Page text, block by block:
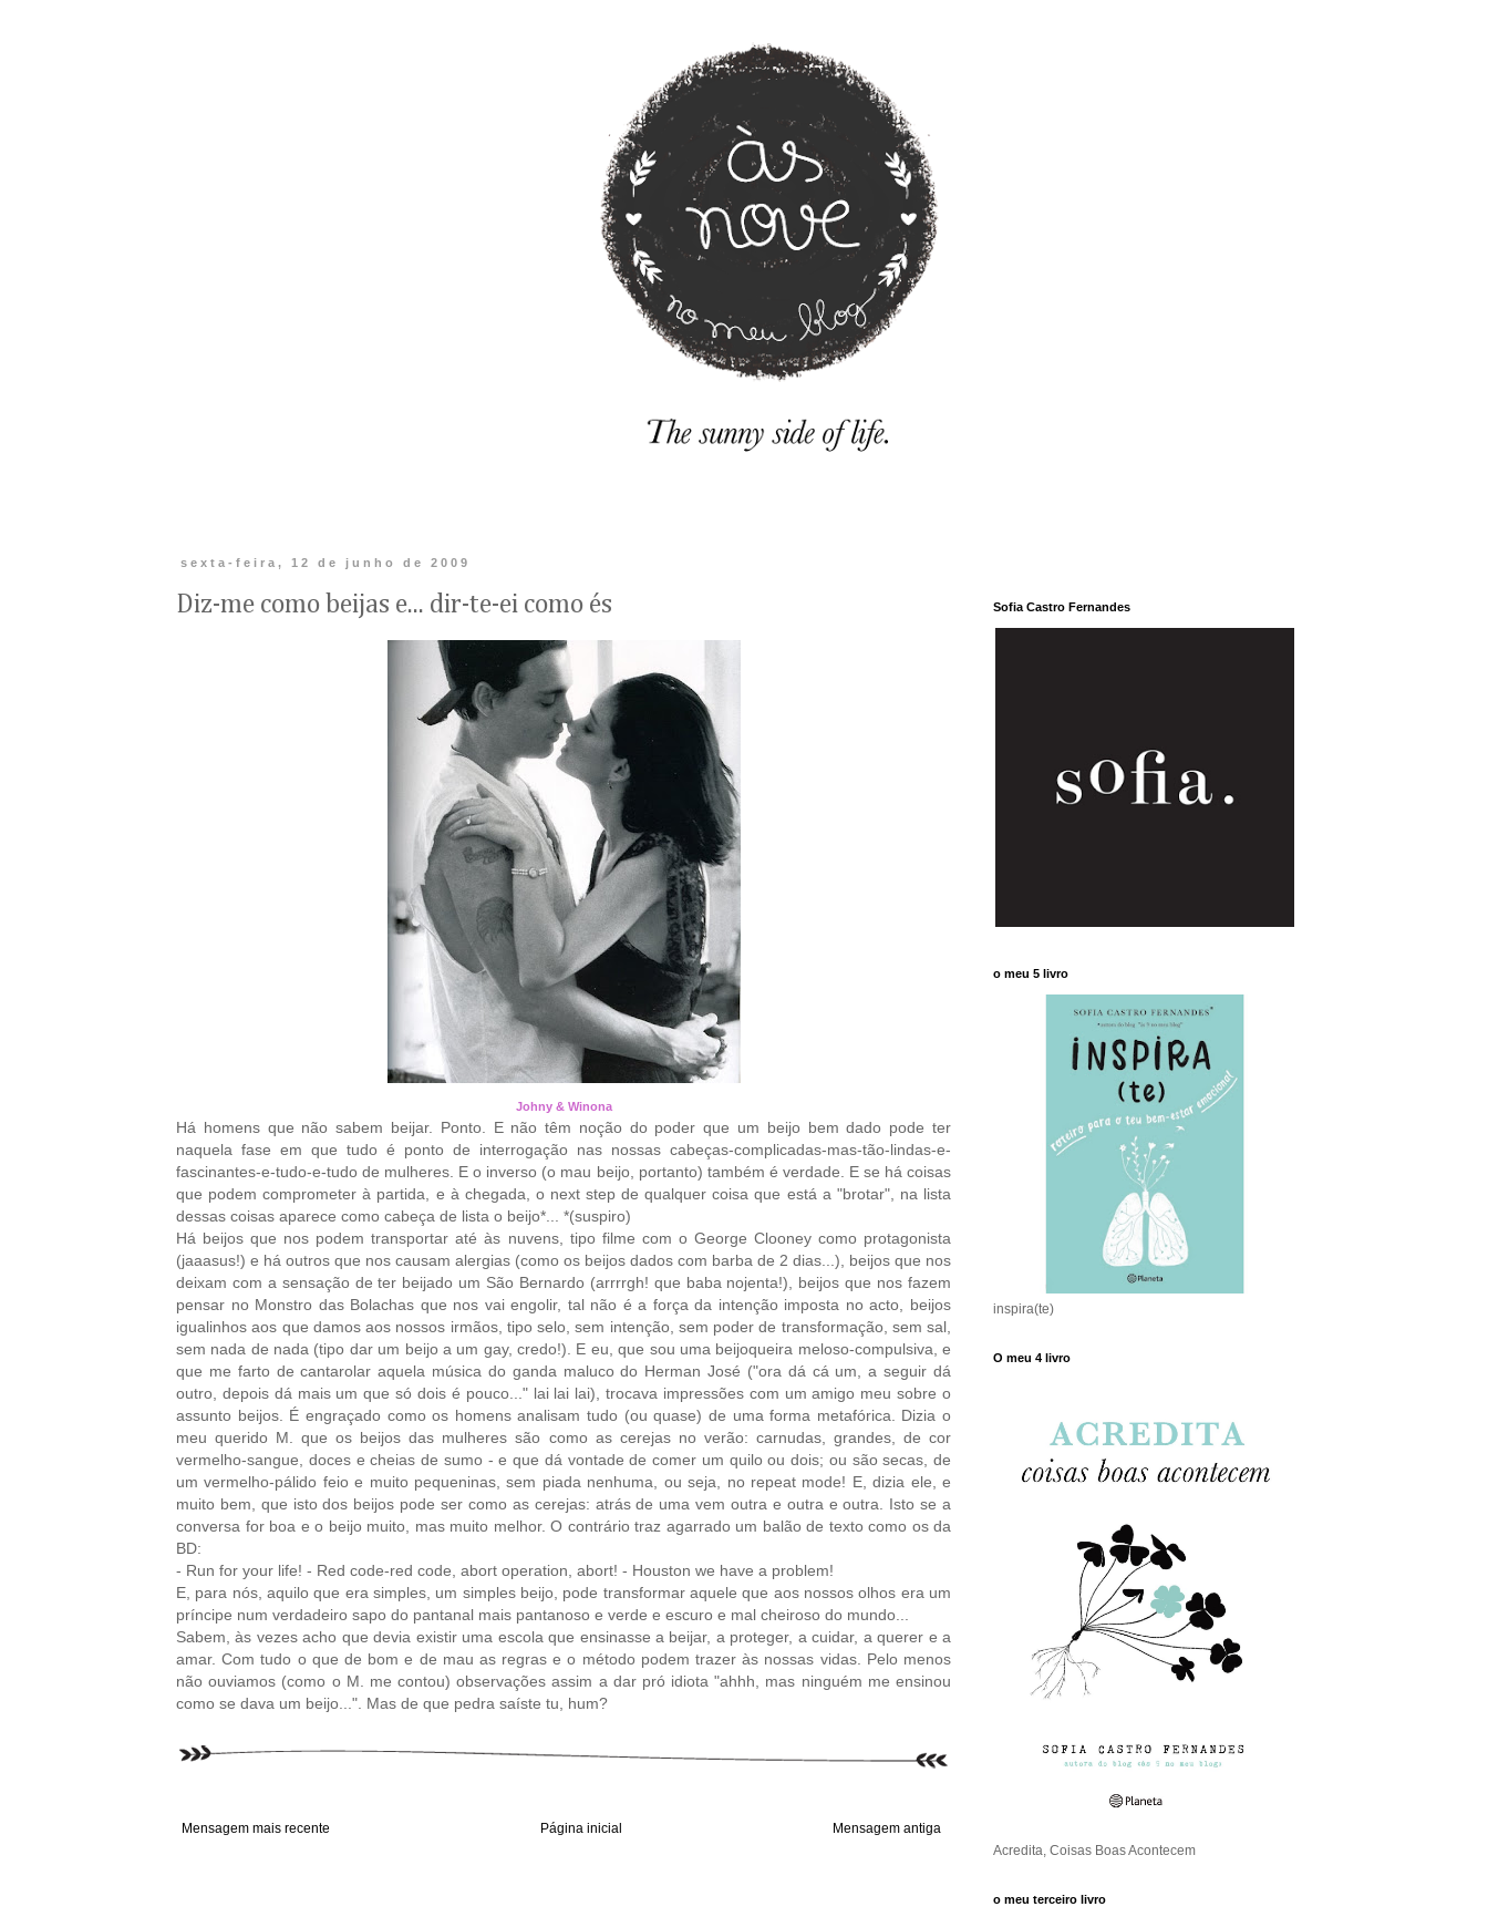
sexta-feira, 12 de junho de 2009
Diz-me como beijas e... dir-te-ei como és
Johny & Winona
Há homens que não sabem beijar. Ponto. E não têm noção do poder que um beijo bem dado pode ter
naquela fase em que tudo é ponto de interrogação nas nossas cabeças-complicadas-mas-tão-lindas-e-
fascinantes-e-tudo-e-tudo de mulheres. E o inverso (o mau beijo, portanto) também é verdade. E se há coisas
que podem comprometer à partida, e à chegada, o next step de qualquer coisa que está a "brotar", na lista
dessas coisas aparece como cabeça de lista o beijo*... *(suspiro)
Há beijos que nos podem transportar até às nuvens, tipo filme com o George Clooney como protagonista
(jaaasus!) e há outros que nos causam alergias (como os beijos dados com barba de 2 dias...), beijos que nos
deixam com a sensação de ter beijado um São Bernardo (arrrrgh! que baba nojenta!), beijos que nos fazem
pensar no Monstro das Bolachas que nos vai engolir, tal não é a força da intenção imposta no acto, beijos
igualinhos aos que damos aos nossos irmãos, tipo selo, sem intenção, sem poder de transformação, sem sal,
sem nada de nada (tipo dar um beijo a um gay, credo!). E eu, que sou uma beijoqueira meloso-compulsiva, e
que me farto de cantarolar aquela música do ganda maluco do Herman José ("ora dá cá um, a seguir dá
outro, depois dá mais um que só dois é pouco..." lai lai lai), trocava impressões com um amigo meu sobre o
assunto beijos. É engraçado como os homens analisam tudo (ou quase) de uma forma metafórica. Dizia o
meu querido M. que os beijos das mulheres são como as cerejas no verão: carnudas, grandes, de cor
vermelho-sangue, doces e cheias de sumo - e que dá vontade de comer um quilo ou dois; ou são secas, de
um vermelho-pálido feio e muito pequeninas, sem piada nenhuma, ou seja, no repeat mode! E, dizia ele, e
muito bem, que isto dos beijos pode ser como as cerejas: atrás de uma vem outra e outra e outra. Isto se a
conversa for boa e o beijo muito, mas muito melhor. O contrário traz agarrado um balão de texto como os da
BD:
- Run for your life! - Red code-red code, abort operation, abort! - Houston we have a problem!
E, para nós, aquilo que era simples, um simples beijo, pode transformar aquele que aos nossos olhos era um
príncipe num verdadeiro sapo do pantanal mais pantanoso e verde e escuro e mal cheiroso do mundo...
Sabem, às vezes acho que devia existir uma escola que ensinasse a beijar, a proteger, a cuidar, a querer e a
amar. Com tudo o que de bom e de mau as regras e o método podem trazer às nossas vidas. Pelo menos
não ouviamos (como o M. me contou) observações assim a dar pró idiota "ahhh, mas ninguém me ensinou
como se dava um beijo...". Mas de que pedra saíste tu, hum?
Mensagem mais recente Mensagem antiga
Página inicial
Sofia Castro Fernandes
o meu 5 livro
inspira(te)
O meu 4 livro
Acredita, Coisas Boas Acontecem
o meu terceiro livro